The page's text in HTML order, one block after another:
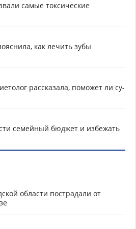
самые токсические
как лечить зубы
рассказала, поможет ли су-
семейный бюджет и избежать
области пострадали от